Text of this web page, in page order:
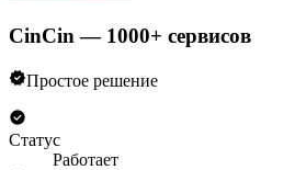
CinCin — 1000+ сервисов
Простое решение
Статус
Работает